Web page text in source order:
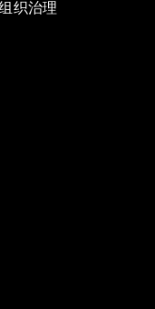
织治理